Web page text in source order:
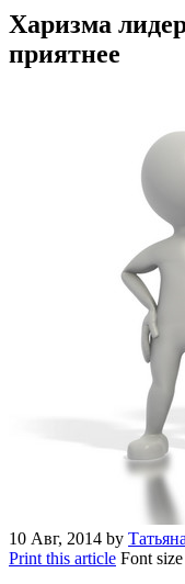
Харизма
приятнее
10 Авг, 2014 by Татьяна
Print this article Font size